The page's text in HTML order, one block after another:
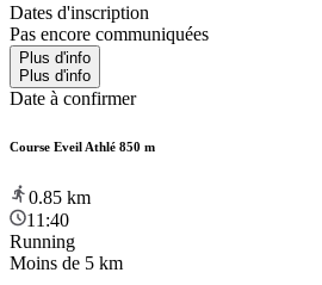
Dates d'inscription
Pas encore communiquées
Plus d'info
Plus d'info
Date à confirmer
Course Eveil Athlé 850 m
0.85 km
11:40
Running
Moins de 5 km